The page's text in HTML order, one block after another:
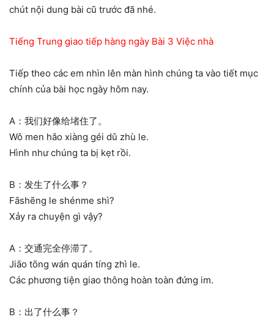
chút nội dung bài cũ trước đã nhé.
Tiếng Trung giao tiếp hàng ngày Bài 3 Việc nhà
Tiếp theo các em nhìn lên màn hình chúng ta vào tiết mục
chính của bài học ngày hôm nay.
A：我们好像给堵住了。
Wǒ men hǎo xiàng géi dǔ zhù le.
Hình như chúng ta bị kẹt rồi.
B：发生了什么事？
Fāshēng le shénme shì?
Xảy ra chuyện gì vậy?
A：交通完全停滞了。
Jiāo tōng wán quán tíng zhì le.
Các phương tiện giao thông hoàn toàn đứng im.
B：出了什么事？